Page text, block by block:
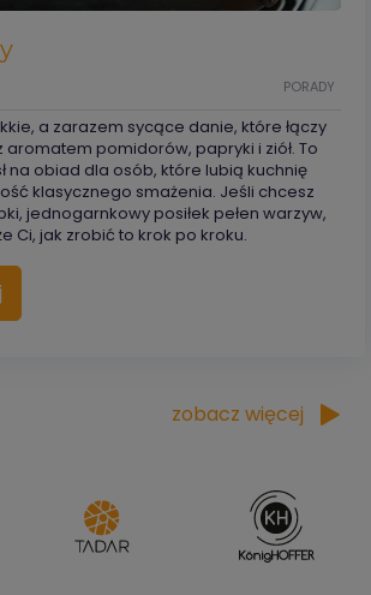
PORADY
a zarazem sycące danie, które łączy
aromatem pomidorów, papryki i ziół. To
na obiad dla osób, które lubią kuchnię
klasycznego smażenia. Jeśli chcesz
jednogarnkowy posiłek pełen warzyw,
Ci, jak zrobić to krok po kroku.
zobacz więcej